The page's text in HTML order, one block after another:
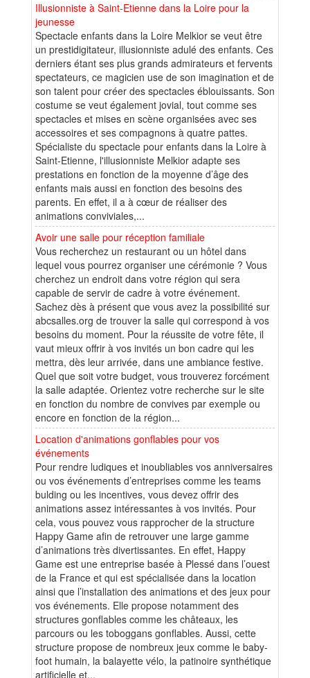
Illusionniste à Saint-Etienne dans la Loire pour la
jeunesse
Spectacle enfants dans la Loire Melkior se veut être
un prestidigitateur, illusionniste adulé des enfants. Ces
derniers étant ses plus grands admirateurs et fervents
spectateurs, ce magicien use de son imagination et de
son talent pour créer des spectacles éblouissants. Son
costume se veut également jovial, tout comme ses
spectacles et mises en scène organisées avec ses
accessoires et ses compagnons à quatre pattes.
Spécialiste du spectacle pour enfants dans la Loire à
Saint-Etienne, l'illusionniste Melkior adapte ses
prestations en fonction de la moyenne d’âge des
enfants mais aussi en fonction des besoins des
parents. En effet, il a à cœur de réaliser des
animations conviviales,...
Avoir une salle pour réception familiale
Vous recherchez un restaurant ou un hôtel dans
lequel vous pourrez organiser une cérémonie ? Vous
cherchez un endroit dans votre région qui sera
capable de servir de cadre à votre événement.
Sachez dès à présent que vous avez la possibilité sur
abcsalles.org de trouver la salle qui correspond à vos
besoins du moment. Pour la réussite de votre fête, il
vaut mieux offrir à vos invités un bon cadre qui les
mettra, dès leur arrivée, dans une ambiance festive.
Quel que soit votre budget, vous trouverez forcément
la salle adaptée. Orientez votre recherche sur le site
en fonction du nombre de convives par exemple ou
encore en fonction de la région...
Location d'animations gonflables pour vos
événements
Pour rendre ludiques et inoubliables vos anniversaires
ou vos événements d’entreprises comme les teams
bulding ou les incentives, vous devez offrir des
animations assez intéressantes à vos invités. Pour
cela, vous pouvez vous rapprocher de la structure
Happy Game afin de retrouver une large gamme
d’animations très divertissantes. En effet, Happy
Game est une entreprise basée à Plessé dans l’ouest
de la France et qui est spécialisée dans la location
ainsi que l’installation des animations et des jeux pour
vos événements. Elle propose notamment des
structures gonflables comme les châteaux, les
parcours ou les toboggans gonflables. Aussi, cette
structure propose de nombreux jeux comme le baby-
foot humain, la balayette vélo, la patinoire synthétique
artificielle et...